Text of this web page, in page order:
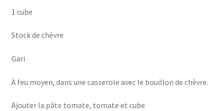
1 cube
Stock de chèvre
Gari
À feu moyen, dans une casserole avec le bouillon de chèvre.
Ajouter la pâte tomate, tomate et cube